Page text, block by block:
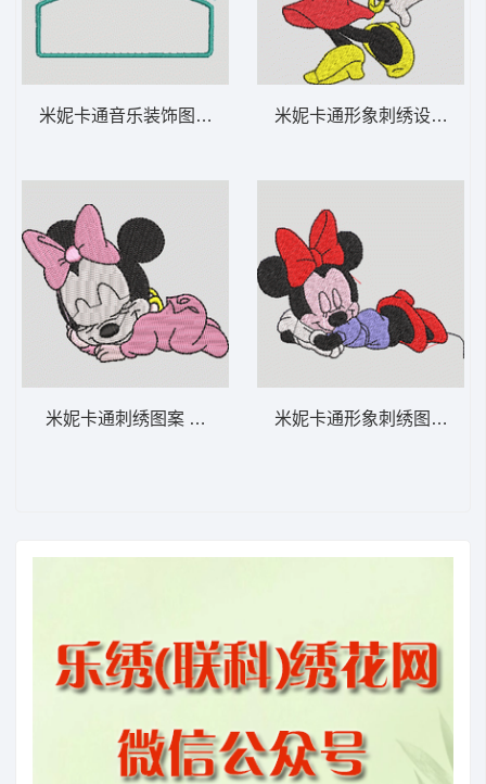
米妮卡通音乐装饰图案 米妮 27-DST格式
米妮卡通刺绣图案 米妮 宝宝 2-DST格式
米妮卡通形象刺绣设计 米
米妮卡通形象刺绣图案 米